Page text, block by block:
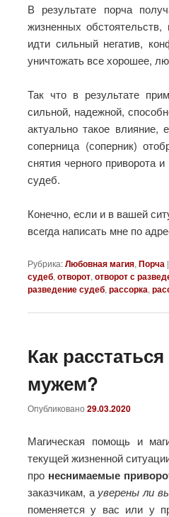
В результате порча
жизненных
идти сильный негатив,
уничтожать все хорошее,
Так что в результате
сильной, надежной,
актуально такое влияние,
соперница (соперник)
снятия черного приворота
судеб.
Конечно, если и в вашей
всегда написать мне по
Рубрика:Любовная магия, Порча
судеб, отворот, отворот с
разведение судеб, рассорка,
Как
мужем?
Опубликовано 29.03.2020
Магическая помощь и
текущей жизненной
про неснимаемые
заказчикам, а уверены ли
поменяется у вас или у